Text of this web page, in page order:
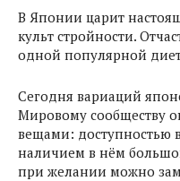
В Японии царит
культ стройности.
одной популярной
Сегодня вариаций
Мировому сообществу
вещами: доступностью
наличием в нём
при желании можно